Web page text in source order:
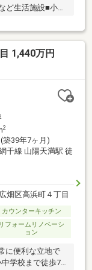
ど生活施設■小中
1,440万円
2
築39年7ヶ月)
干線 山陽天満駅 徒
畑区高浜町４丁目
カウンターキッチン
リフォームリノベーシ
ョン
に便利な立地で
学校まで徒歩7